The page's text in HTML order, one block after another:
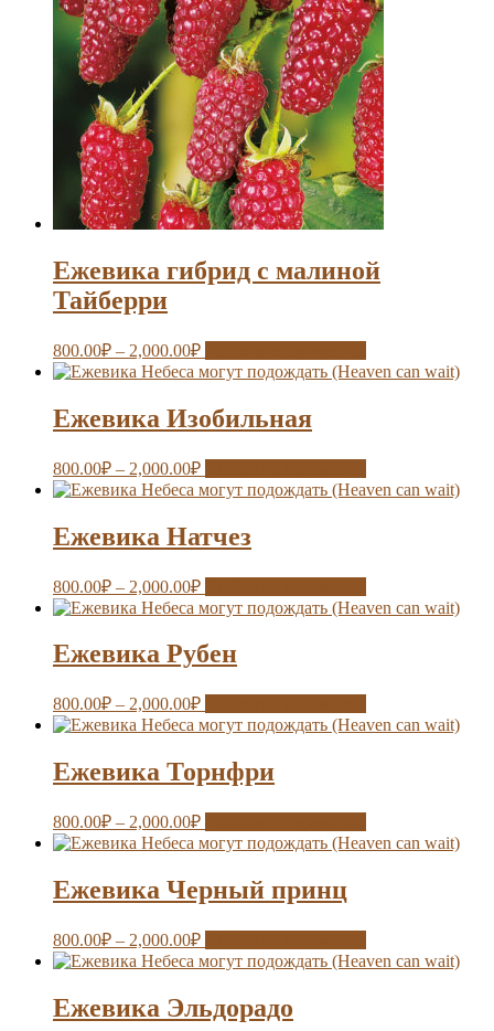
Ежевика гибрид с малиной
Тайберри
800.00₽ – 2,000.00₽
Ежевика Изобильная
800.00₽ – 2,000.00₽
Ежевика Натчез
800.00₽ – 2,000.00₽
Ежевика Рубен
800.00₽ – 2,000.00₽
Ежевика Торнфри
800.00₽ – 2,000.00₽
Ежевика Черный принц
800.00₽ – 2,000.00₽
Ежевика Эльдорадо